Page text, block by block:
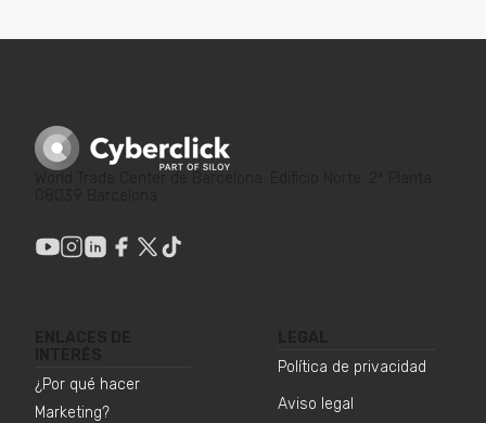
¿Por qué hacer
Marketing?
Política de privacidad
Aviso legal